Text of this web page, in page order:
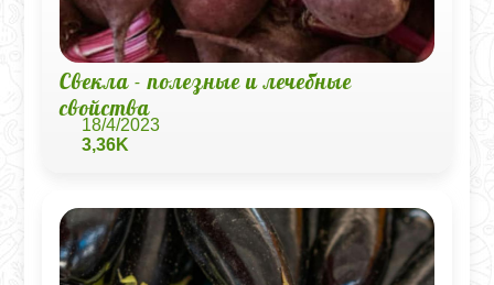
Свекла - полезные и лечебные
свойства
18/4/2023
3,36K